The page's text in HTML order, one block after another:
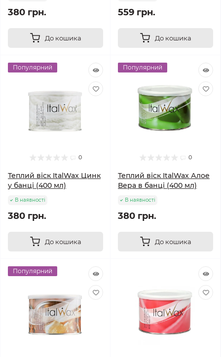
380 грн.
До кошика
559 грн.
До кошика
Популярний
0
Теплий віск ItalWax Цинк
у банці (400 мл)
В наявності
380 грн.
До кошика
Популярний
0
Теплий віск ItalWax Алое
Вера в банці (400 мл)
В наявності
380 грн.
До кошика
Популярний